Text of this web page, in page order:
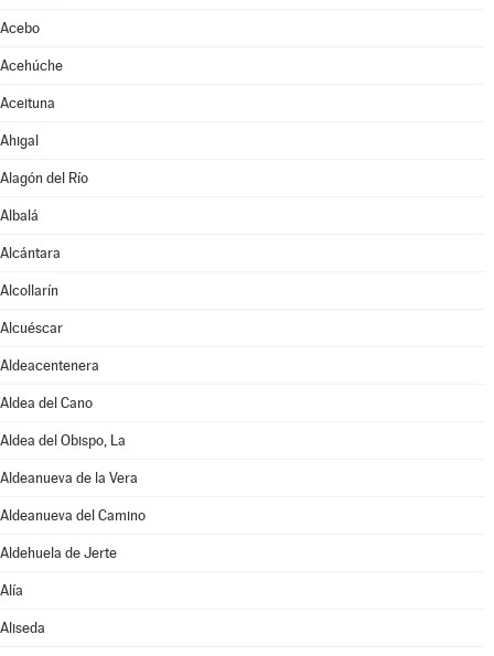
Acebo
Acehúche
Aceituna
Ahigal
Alagón del Río
Albalá
Alcántara
Alcollarín
Alcuéscar
Aldeacentenera
Aldea del Cano
Aldea del Obispo, La
Aldeanueva de la Vera
Aldeanueva del Camino
Aldehuela de Jerte
Alía
Aliseda